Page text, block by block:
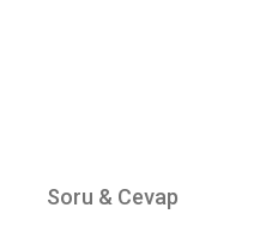
Soru & Cevap